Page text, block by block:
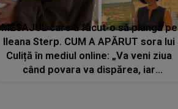
MESAJUL care a făcut-o să plângă pe
Ileana Sterp. CUM A APĂRUT sora lui
Culiță în mediul online: „Va veni ziua
când povara va dispărea, iar